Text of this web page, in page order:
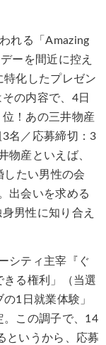
れる「Amazing
ーを間近に控え
化したプレゼン
の内容で、4日
！あの三井物産
名／応募締切：3
物産といえば、
したい男性の会
出会いを求める
男性に知り合え
シティ主宰『ぐ
る権利」（当選
1日就業体験」
。この調子で、14
というから、応募